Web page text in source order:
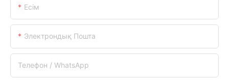
Есім
Электрондық Пошта
Телефон / WhatsApp